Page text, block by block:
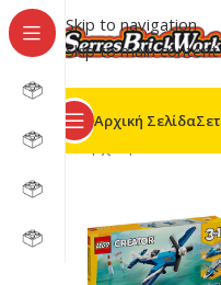
Skip to navigation
Skip to main content
Αρχική ΣελίδαΣετ
Αρχική σελίδα